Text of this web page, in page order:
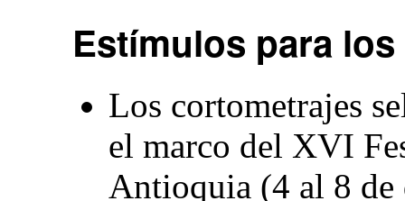
Estímulos para
Los cortometrajes
el marco del XVI
Antioquia (4 al 8 de